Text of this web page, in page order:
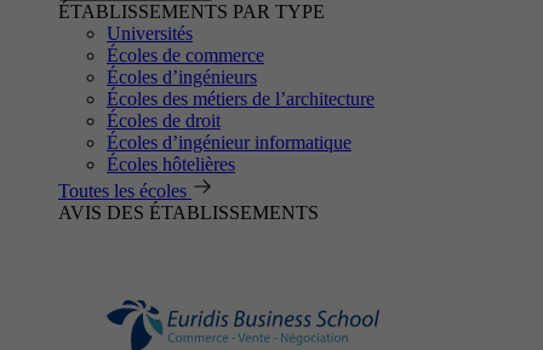
ÉTABLISSEMENTS PAR TYPE
Universités
Écoles de commerce
Écoles d’ingénieurs
Écoles des métiers de l’architecture
Écoles de droit
Écoles d’ingénieur informatique
Écoles hôtelières
Toutes les écoles
AVIS DES ÉTABLISSEMENTS